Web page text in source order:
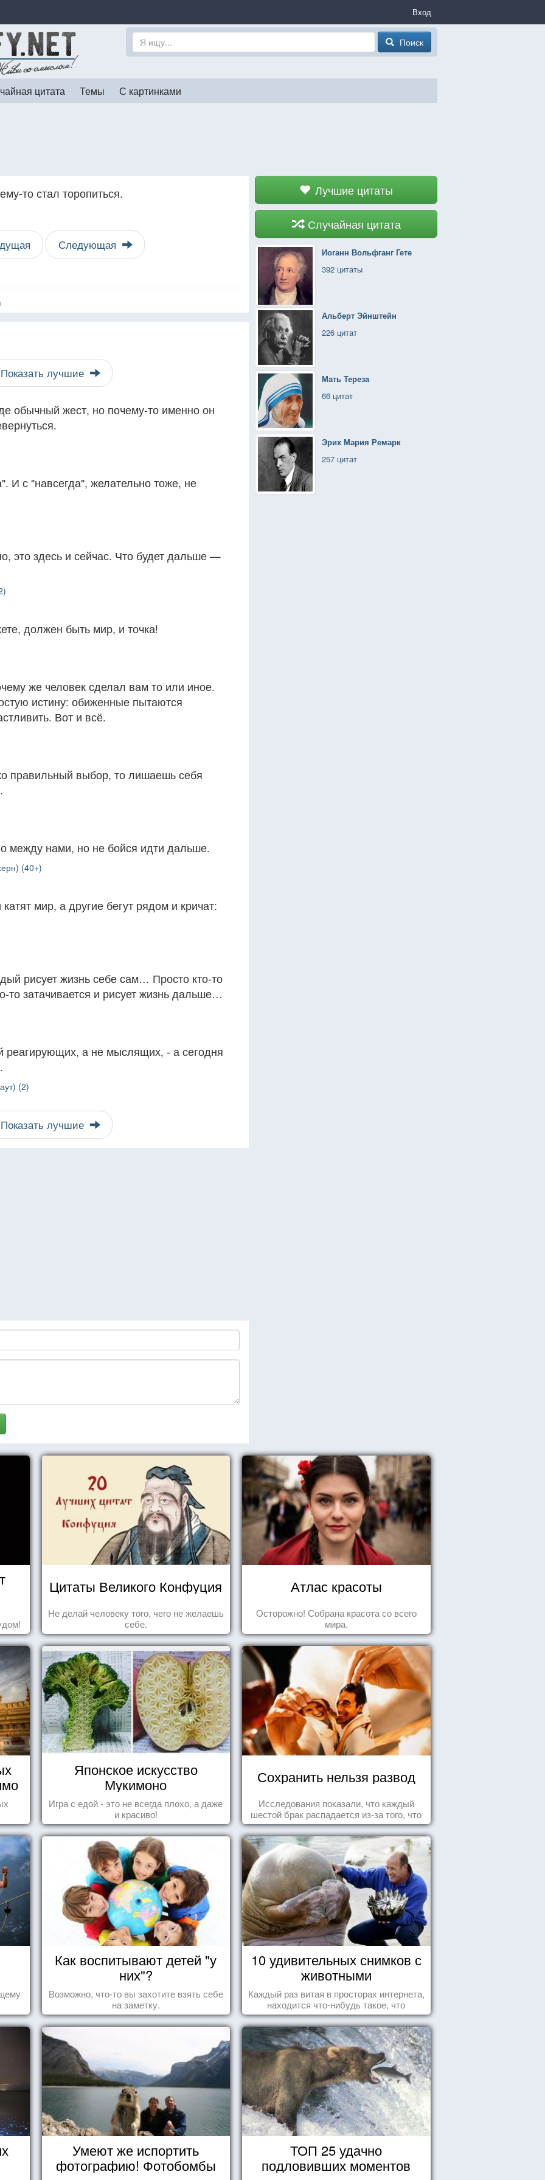
Вход
Поиск
цитата Темы С картинками
Лучшие цитаты
Случайная цитата
Иоганн Вольфганг Гете
392 цитаты
Альберт Эйнштейн
226 цитат
Мать Тереза
66 цитат
Эрих Мария Ремарк
257 цитат
то стал торопиться.
Следующая
Показать лучшие
обычный жест, но почему-то именно он
И с "навсегда", желательно тоже, не
это здесь и сейчас. Что будет дальше —
должен быть мир, и точка!
же человек сделал вам то или иное.
истину: обиженные пытаются
Вот и всё.
правильный выбор, то лишаешь себя
между нами, но не бойся идти дальше.
(40+)
мир, а другие бегут рядом и кричат:
рисует жизнь себе сам… Просто кто-то
то затачивается и рисует жизнь дальше…
а не мыслящих, - а сегодня
(2)
Показать лучшие
Цитаты Великого Конфуция
Не делай человеку того, чего не желаешь
себе.
Атлас красоты
Осторожно! Собрана красота со всего
мира.
Японское искусство
Мукимоно
Игра с едой - это не всегда плохо, а даже
и красиво!
Сохранить нельзя развод
Исследования показали, что каждый
шестой брак распадается из-за того, что
одного из супругов не устраивает та
роль, которая выпала ему в семье.
Как воспитывают детей "у
них"?
Возможно, что-то вы захотите взять себе
на заметку.
10 удивительных снимков с
животными
Каждый раз витая в просторах интернета,
находится что-нибудь такое, что
заставляет улыбнуться, удивиться,
восхититься...
Умеют же испортить
фотографию! Фотобомбы
ТОП 25 удачно
подловивших моментов